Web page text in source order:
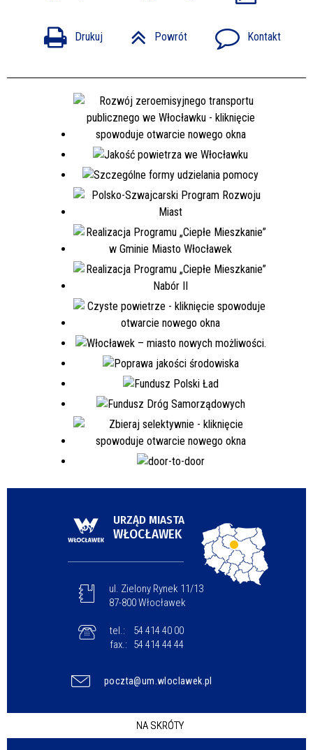
Drukuj Powrót Kontakt
URZĄD MIASTA
WŁOCŁAWEK
ul. Zielony Rynek 11/13
87-800 Włocławek
tel.:
54 414 40 00
fax.:
54 414 44 44
poczta@um.wloclawek.pl
NA SKRÓTY